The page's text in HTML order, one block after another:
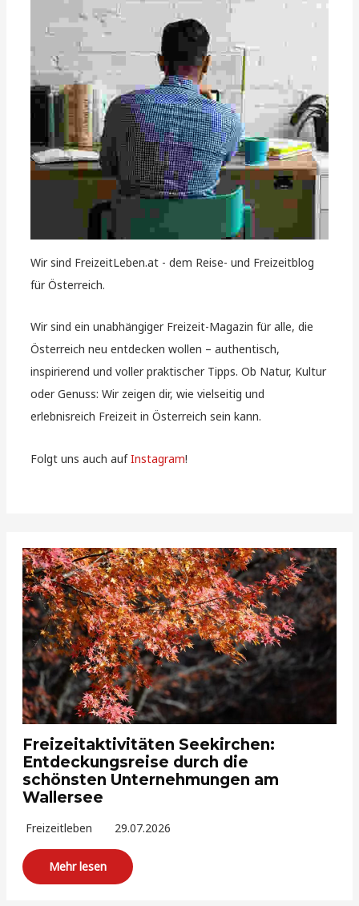
Wir sind FreizeitLeben.at - dem Reise- und Freizeitblog
für Österreich.
Wir sind ein unabhängiger Freizeit-Magazin für alle, die
Österreich neu entdecken wollen – authentisch,
inspirierend und voller praktischer Tipps. Ob Natur, Kultur
oder Genuss: Wir zeigen dir, wie vielseitig und
erlebnisreich Freizeit in Österreich sein kann.
Folgt uns auch aufInstagram!
Freizeitaktivitäten Seekirchen:
Entdeckungsreise durch die
schönsten Unternehmungen am
Wallersee
Freizeitleben 29.07.2026
Mehr lesen